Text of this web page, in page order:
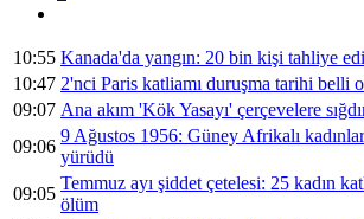
10:55 Kanada'da yangın: 20 bin kişi tahliye
10:47 2'nci Paris katliamı duruşma tarihi belli
09:07 Ana akım 'Kök Yasayı' çerçevelere
09:06
9 Ağustos 1956: Güney Afrikalı kadınlar
yürüdü
09:05
Temmuz ayı şiddet çetelesi: 25 kadın
ölüm